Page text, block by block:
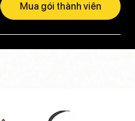
Mua gói thành viên